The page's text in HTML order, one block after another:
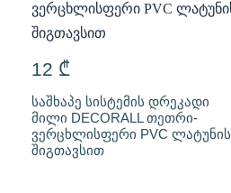
12 ₾
საშხაპე სისტემის დრეკადი
მილი DECORALL თეთრი-
ვერცხლისფერი PVC ლატუნის
შიგთავსით